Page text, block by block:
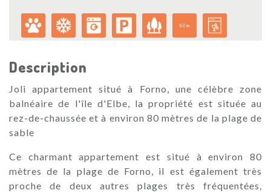
80m
Description
Joli appartement situé à Forno, une célèbre zone
balnéaire de l'île d'Elbe, la propriété est située au
rez-de-chaussée et à environ 80 mètres de la plage de
sable
Ce charmant appartement est situé à environ 80
mètres de la plage de Forno, il est également très
proche de deux autres plages très fréquentées,